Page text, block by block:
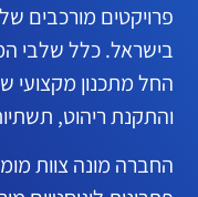
פרויקטים מורכבים
בישראל. כלל שלבי
החל מתכנון מקצועי
והתקנת ריהוט,
החברה מונה צוות